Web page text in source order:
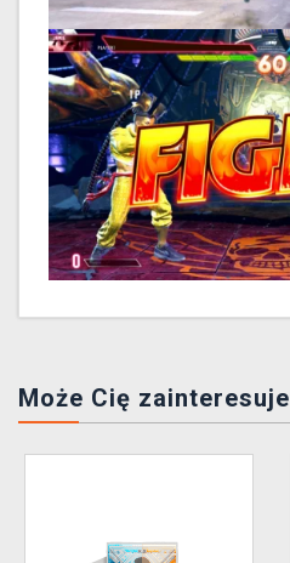
Może Cię zainteresuje